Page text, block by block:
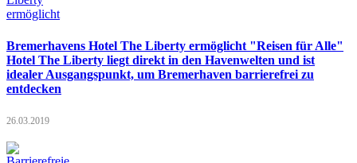
Bremerhavens Hotel The Liberty ermöglicht "Reisen für Alle"
Hotel The Liberty liegt direkt in den Havenwelten und ist
idealer Ausgangspunkt, um Bremerhaven barrierefrei zu
entdecken
26.03.2019